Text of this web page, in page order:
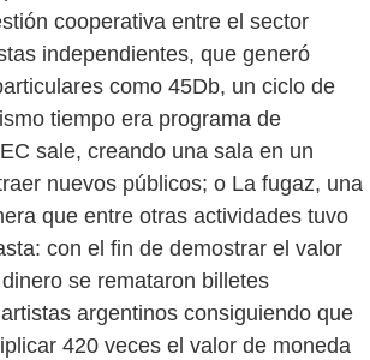
cooperativa entre el sector
independientes, que generó
como 45Db, un ciclo de
tiempo era programa de
sale, creando una sala en un
nuevos públicos; o La fugaz, una
que entre otras actividades tuvo
con el fin de demostrar el valor
se remataron billetes
argentinos consiguiendo que
420 veces el valor de moneda